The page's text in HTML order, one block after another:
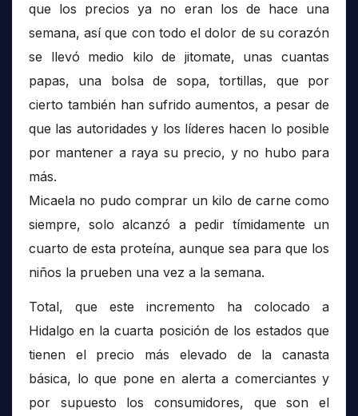
que los precios ya no eran los de hace una
semana, así que con todo el dolor de su corazón
se llevó medio kilo de jitomate, unas cuantas
papas, una bolsa de sopa, tortillas, que por
cierto también han sufrido aumentos, a pesar de
que las autoridades y los líderes hacen lo posible
por mantener a raya su precio, y no hubo para
más.
Micaela no pudo comprar un kilo de carne como
siempre, solo alcanzó a pedir tímidamente un
cuarto de esta proteína, aunque sea para que los
niños la prueben una vez a la semana.
Total, que este incremento ha colocado a
Hidalgo en la cuarta posición de los estados que
tienen el precio más elevado de la canasta
básica, lo que pone en alerta a comerciantes y
por supuesto los consumidores, que son el